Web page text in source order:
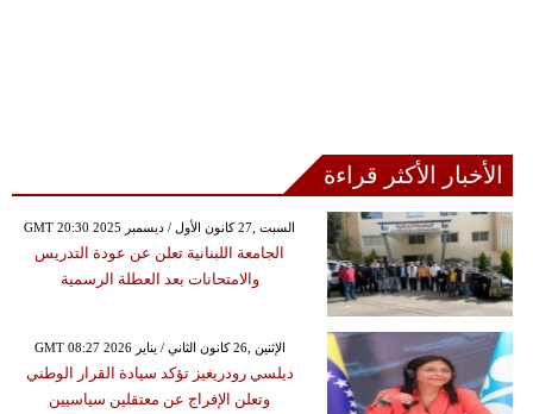
الأخبار الأكثر قراءة
GMT 20:30 2025 السبت ,27 كانون الأول / ديسمبر
الجامعة اللبنانية تعلن عن عودة التدريس
والامتحانات بعد العطلة الرسمية
GMT 08:27 2026 الإثنين ,26 كانون الثاني / يناير
ديلسي رودريغيز تؤكد سيادة القرار الوطني
وتعلن الإفراج عن معتقلين سياسيين